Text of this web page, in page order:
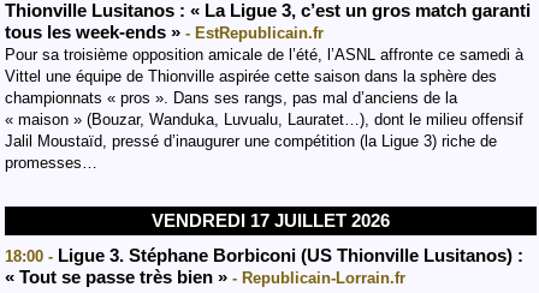
Thionville Lusitanos : « La Ligue 3, c’est un gros match garanti
tous les week-ends » - EstRepublicain.fr
Pour sa troisième opposition amicale de l’été, l’ASNL affronte ce samedi à
Vittel une équipe de Thionville aspirée cette saison dans la sphère des
championnats « pros ». Dans ses rangs, pas mal d’anciens de la
« maison » (Bouzar, Wanduka, Luvualu, Lauratet…), dont le milieu offensif
Jalil Moustaïd, pressé d’inaugurer une compétition (la Ligue 3) riche de
promesses…
VENDREDI 17 JUILLET 2026
18:00 - Ligue 3. Stéphane Borbiconi (US Thionville Lusitanos) :
« Tout se passe très bien » - Republicain-Lorrain.fr